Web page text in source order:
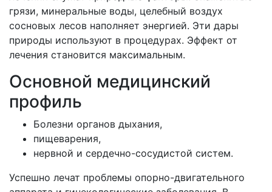
грязи, минеральные воды, целебный воздух
сосновых лесов наполняет энергией. Эти дары
природы используют в процедурах. Эффект от
лечения становится максимальным.
Основной медицинский
профиль
Болезни органов дыхания,
пищеварения,
нервной и сердечно-сосудистой систем.
Успешно лечат проблемы опорно-двигательного